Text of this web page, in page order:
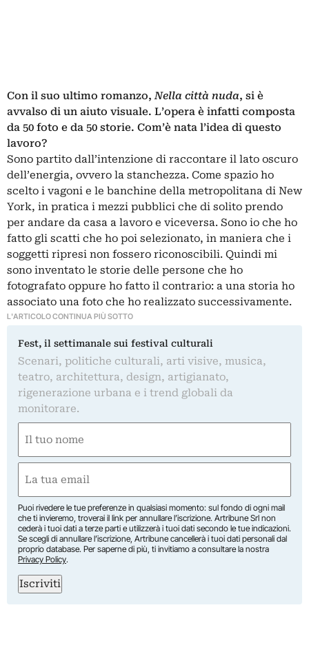
Con il suo ultimo romanzo,Nella città nuda, si è
avvalso di un aiuto visuale. L’opera è infatti composta
da 50 foto e da 50 storie. Com’è nata l’idea di questo
lavoro?
Sono partito dall’intenzione di raccontare il lato oscuro
dell’energia, ovvero la stanchezza. Come spazio ho
scelto i vagoni e le banchine della metropolitana di New
York, in pratica i mezzi pubblici che di solito prendo
per andare da casa a lavoro e viceversa. Sono io che ho
fatto gli scatti che ho poi selezionato, in maniera che i
soggetti ripresi non fossero riconoscibili. Quindi mi
sono inventato le storie delle persone che ho
fotografato oppure ho fatto il contrario: a una storia ho
associato una foto che ho realizzato successivamente.
L'ARTICOLO CONTINUA PIÙ SOTTO
Fest, il settimanale sui festival culturali
Scenari, politiche culturali, arti visive, musica,
teatro, architettura, design, artigianato,
rigenerazione urbana e i trend globali da
monitorare.
(Obbligatorio)
Nome
(Obbligatorio)
Puoi rivedere le tue preferenze in qualsiasi momento: sul fondo di ogni mail
che ti invieremo, troverai il link per annullare l’iscrizione. Artribune Srl non
cederà i tuoi dati a terze parti e utilizzerà i tuoi dati secondo le tue indicazioni.
Se scegli di annullare l’iscrizione, Artribune cancellerà i tuoi dati personali dal
proprio database. Per saperne di più, ti invitiamo a consultare la nostra
Privacy Policy.
Iscriviti